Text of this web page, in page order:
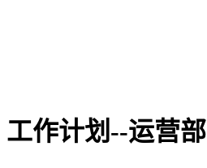
工作计划--运营部